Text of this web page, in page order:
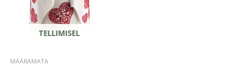
TELLIMISEL
MÄÄRAMATA